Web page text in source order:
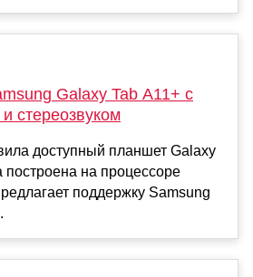
Galaxy Tab A11+ с
стереозвуком
доступный планшет Galaxy
построена на процессоре
поддержку Samsung